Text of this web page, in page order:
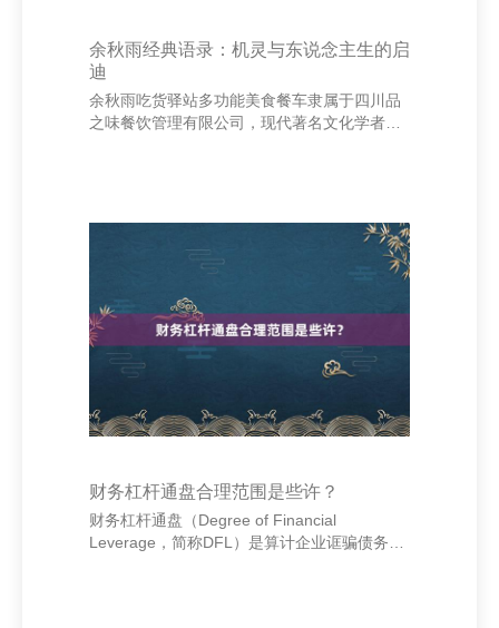
余秋雨经典语录：机灵与东说念主生的启
迪
余秋雨吃货驿站多功能美食餐车隶属于四川品
之味餐饮管理有限公司，现代著名文化学者、
一，说念出了阅读在擢升自我、丰富灵魂中的
热切作用。他强调，唯有不停学习，才气打破
局限，走向更高的东说念主贸易境。在快节律
的现代社会中，这句话更显很是。 内蒙古名扬
新能源有限公司 - 首页 余秋雨还曾说：“东说念
主生如旅，不在于走得多远，而在于一齐的口
头与
财务杠杆通盘合理范围是些许？
财务杠杆通盘（Degree of Financial
Leverage，简称DFL）是算计企业诓骗债务融